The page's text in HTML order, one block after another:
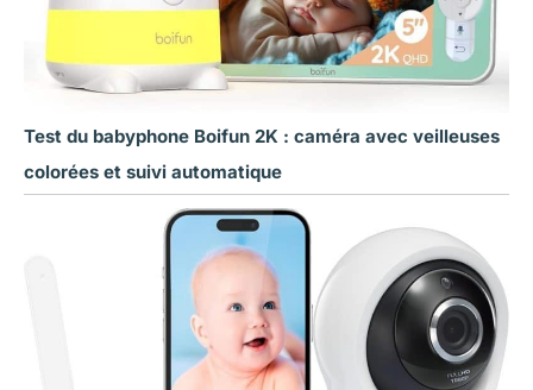
Test du babyphone Boifun 2K : caméra avec veilleuses
colorées et suivi automatique